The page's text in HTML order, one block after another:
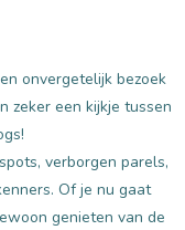
onvergetelijk bezoek
zeker een kijkje tussen
verborgen parels,
Of je nu gaat
genieten van de